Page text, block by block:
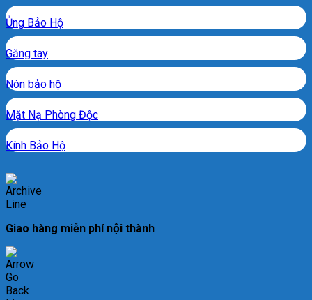
Ủng Bảo Hộ
Găng tay
Nón bảo hộ
Mặt Nạ Phòng Độc
Kính Bảo Hộ
Giao hàng miễn phí nội thành